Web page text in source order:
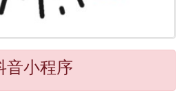
音小程序